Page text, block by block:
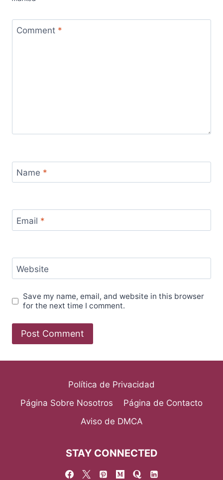
Comment *
Name *
Email *
Website
Save my name, email, and website in this browser
for the next time I comment.
Política de Privacidad
Página Sobre Nosotros
Página de Contacto
Aviso de DMCA
STAY CONNECTED